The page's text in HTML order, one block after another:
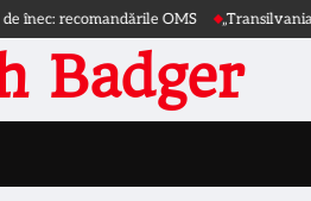
recomandările OMS „Transilvania |
Badger